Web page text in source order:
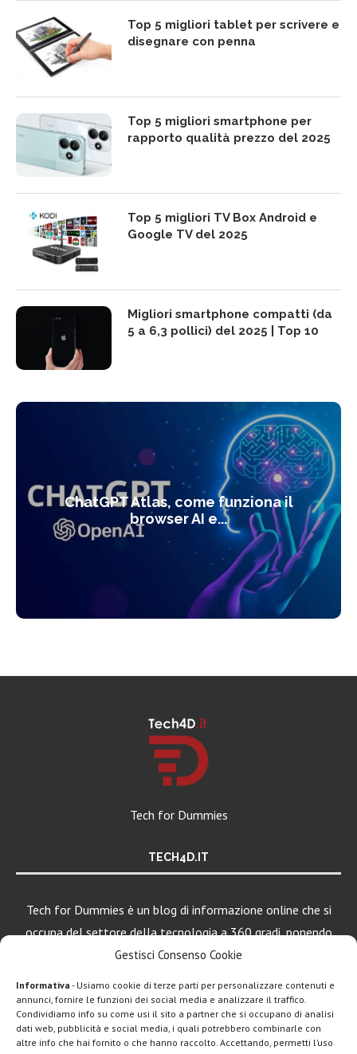
Gestisci Consenso Cookie
Informativa - Usiamo cookie di terze parti per personalizzare contenuti e
annunci, fornire le funzioni dei social media e analizzare il traffico.
Condividiamo info su come usi il sito a partner che si occupano di analisi
dati web, pubblicità e social media, i quali potrebbero combinarle con
altre info che hai fornito o che hanno raccolto. Accettando, permetti l’uso
Top 5 migliori tablet per scrivere e
disegnare con penna
Top 5 migliori smartphone per
rapporto qualità prezzo del 2025
Top 5 migliori TV Box Android e
Google TV del 2025
Migliori smartphone compatti (da
5 a 6,3 pollici) del 2025 | Top 10
ChatGPT Atlas, come funziona il
browser AI e...
Tech for Dummies
TECH4D.IT
Tech for Dummies è un blog di informazione online che si
occupa del settore della tecnologia a 360 gradi, ponendo
una particolare attenzione al mondo Android, Apple e
LEGGI ANCHE